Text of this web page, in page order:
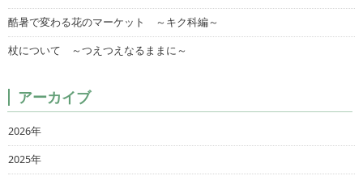
酷暑で変わる花のマーケット ～キク科編～
杖について ～つえつえなるままに～
アーカイブ
2026年
2025年